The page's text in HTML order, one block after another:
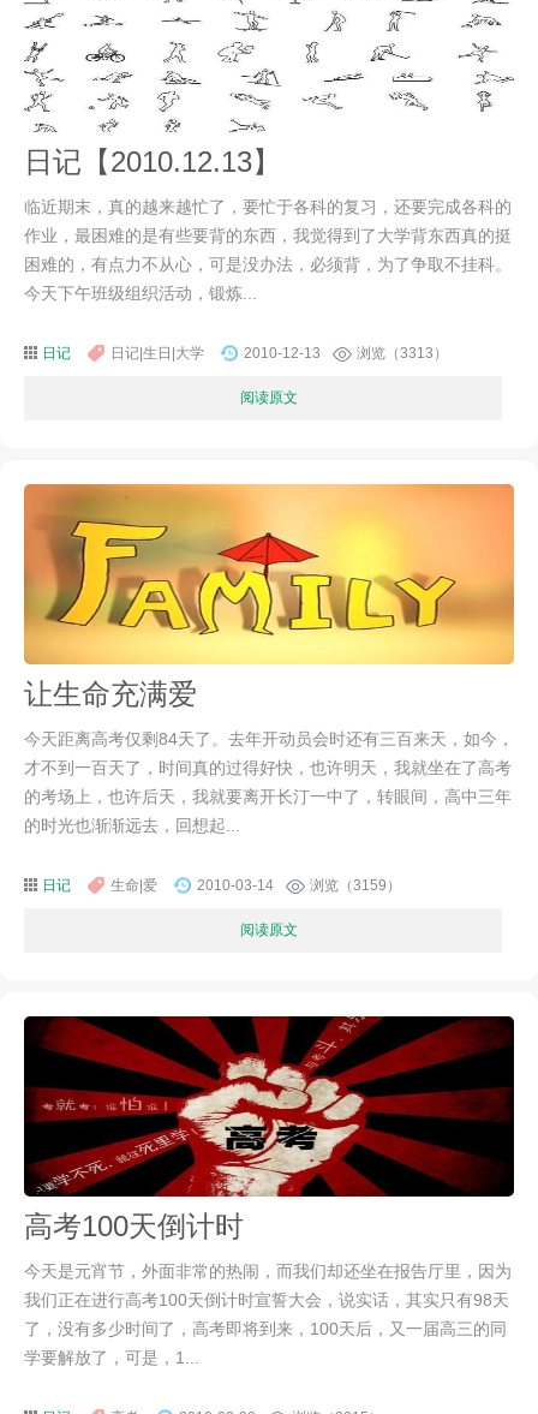
日记【2010.12.13】
临近期末，真的越来越忙了，要忙于各科的复习，还要完成各科的
作业，最困难的是有些要背的东西，我觉得到了大学背东西真的挺
困难的，有点力不从心，可是没办法，必须背，为了争取不挂科。
今天下午班级组织活动，锻炼...
日记 日记|生日|大学 2010-12-13 浏览（3313）
阅读原文
让生命充满爱
今天距离高考仅剩84天了。去年开动员会时还有三百来天，如今，
才不到一百天了，时间真的过得好快，也许明天，我就坐在了高考
的考场上，也许后天，我就要离开长汀一中了，转眼间，高中三年
的时光也渐渐远去，回想起...
日记 生命|爱 2010-03-14 浏览（3159）
阅读原文
高考100天倒计时
今天是元宵节，外面非常的热闹，而我们却还坐在报告厅里，因为
我们正在进行高考100天倒计时宣誓大会，说实话，其实只有98天
了，没有多少时间了，高考即将到来，100天后，又一届高三的同
学要解放了，可是，1...